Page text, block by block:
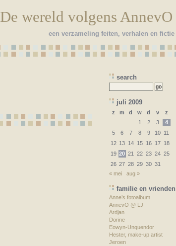
De wereld volgens AnnevO
een verzameling feiten, verhalen en fictie
search
juli 2009
z m d w d v
z
1
2 3
4
5
6 7 8 9 10
11
12 13 14 15 16 17
18
19 20 21 22 23 24 25
26 27 28 29 30 31
« mei
aug »
familie en vrienden
Anne’s fotoalbum
AnnevO @ LJ
Ardjan
Dorine
Eowyn-Unquendor
Hester, make-up artist
Jeroen